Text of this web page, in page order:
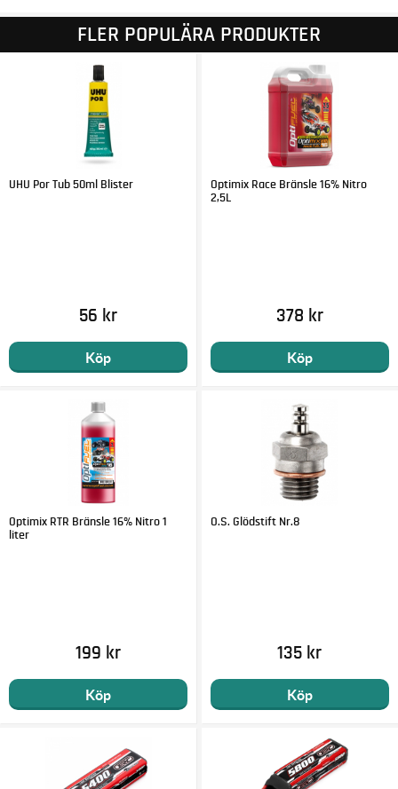
FLER POPULÄRA PRODUKTER
UHU Por Tub 50ml Blister
56 kr
Köp
Optimix Race Bränsle 16% Nitro
2,5L
378 kr
Köp
Optimix RTR Bränsle 16% Nitro 1
liter
199 kr
Köp
O.S. Glödstift Nr.8
135 kr
Köp